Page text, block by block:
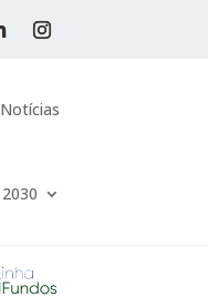
Notícias